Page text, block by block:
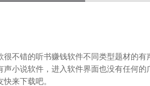
很不错的听书赚钱软件不同类型题材的
声小说软件，进入软件界面也没有任何
来下载吧。